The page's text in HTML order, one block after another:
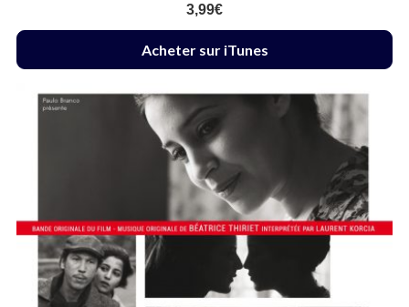
3,99€
Acheter sur iTunes